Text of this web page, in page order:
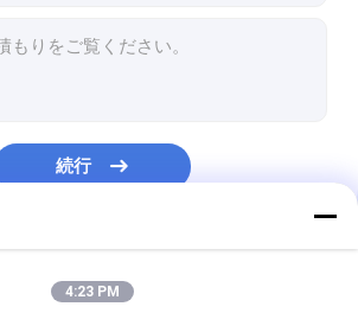
続行
4:23 PM